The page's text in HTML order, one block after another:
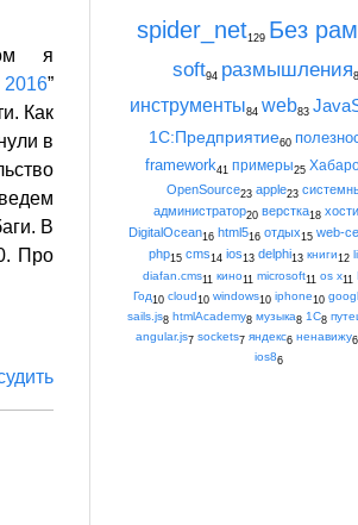
я
”
Как
в
В
Про
spider_net129 Без
soft94 размышления
инструменты84 web83
1С:Предприятие60
framework41 примеры25
OpenSource23 apple23
администратор20 верстка18
DigitalOcean16 html516 отдых15 web-
php15 cms14 ios13 delphi13 книги12
diafan.cms11 кино11 microsoft11 os x11
Год10 cloud10 windows10 iphone10
sails.js8 htmlAcademy8 музыка8 1С8
angular.js7 sockets7 яндекс6 ненавижу6
ios86